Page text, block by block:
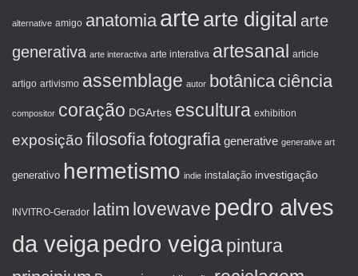
alternative amigo anatomia arte arte digital arte
generativa arte interactiva arte interativa artesanal article
artigo artivismo assemblage autor botânica ciência
compositor coração DGArtes escultura exhibition
exposição filosofiafotografia generative generative art
generativo hermetismo indie instalação investigação
INVITRO-Gerador latim lovewave pedro alves
da veigapedro veigapintura